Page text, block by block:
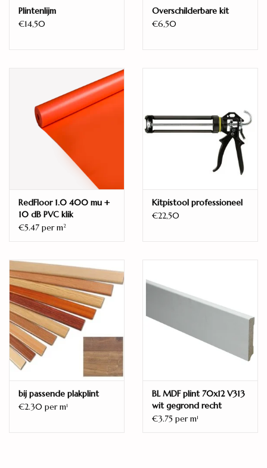
Model
Tegel
tot 4 + 4 gespiegeld
Legwijze
Zwevend
Warmteweerstand (m2K/W)
Micro 4V
Oppervlaktestructuur
Verbinding
Droplock / dropdown
Gebruiksklasse huishoudelijk
23
Gebruiksklasse commercieel
33 (AC5)
Garantie huishoudelijk
Garantie commercieel
Plintenlijm
€14,50
Overschilderbare kit
€6,50
RedFloor 1.0 400 mu +
10 dB PVC klik
€5.47 per m2
Kitpistool professioneel
€22,50
bij passende plakplint
€2.30 per m1
BL MDF plint 70x12 V313
wit gegrond recht
€3.75 per m1